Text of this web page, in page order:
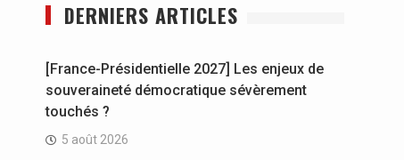
DERNIERS ARTICLES
[France-Présidentielle 2027] Les enjeux de
souveraineté démocratique sévèrement
touchés ?
5 août 2026